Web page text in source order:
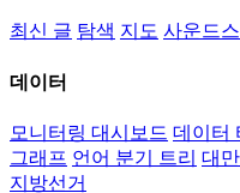
최신 글 탐색 지도 사운드
데이터
모니터링 대시보드 데이터
그래프 언어 분기 트리 대
지방선거